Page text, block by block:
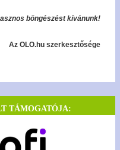
böngészést kívánunk!
Az OLO.hu szerkesztősége
TÁMOGATÓJA: